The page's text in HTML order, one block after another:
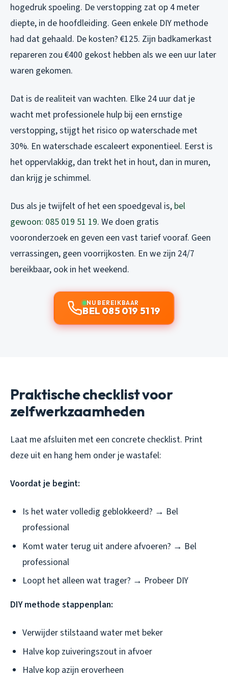
hogedruk spoeling. De verstopping zat op 4 meter
diepte, in de hoofdleiding. Geen enkele DIY methode
had dat gehaald. De kosten? €125. Zijn badkamerkast
repareren zou €400 gekost hebben als we een uur later
waren gekomen.
Dat is de realiteit van wachten. Elke 24 uur dat je
wacht met professionele hulp bij een ernstige
verstopping, stijgt het risico op waterschade met
30%. En waterschade escaleert exponentieel. Eerst is
het oppervlakkig, dan trekt het in hout, dan in muren,
dan krijg je schimmel.
Dus als je twijfelt of het een spoedgeval is, bel
gewoon: 085 019 51 19. We doen gratis
vooronderzoek en geven een vast tarief vooraf. Geen
verrassingen, geen voorrijkosten. En we zijn 24/7
bereikbaar, ook in het weekend.
NU BEREIKBAAR
BEL 085 019 51 19
Praktische checklist voor
zelfwerkzaamheden
Laat me afsluiten met een concrete checklist. Print
deze uit en hang hem onder je wastafel:
Voordat je begint:
Is het water volledig geblokkeerd? → Bel
professional
Komt water terug uit andere afvoeren? → Bel
professional
Loopt het alleen wat trager? → Probeer DIY
DIY methode stappenplan:
Verwijder stilstaand water met beker
Halve kop zuiveringszout in afvoer
Halve kop azijn eroverheen